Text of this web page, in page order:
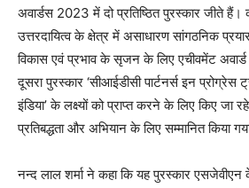
अवार्डस 2023 में दो प्रतिष्ठित पुरस्कार जीते हैं।
उत्तरदायित्व के क्षेत्र में असाधारण सांगठनिक
विकास एवं प्रभाव के सृजन के लिए एचीवमेंट अवार्ड
दूसरा पुरस्कार ‘सीआईडीसी पार्टनर्स इन प्रोग्रेस
इंडिया’ के लक्ष्यों को प्राप्त करने के लिए किए जा
प्रतिबद्धता और अभियान के लिए सम्मानित किया
नन्‍द लाल शर्मा ने कहा कि यह पुरस्कार